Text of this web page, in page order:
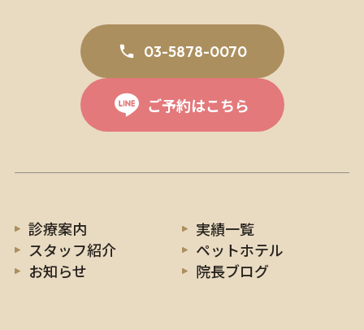
03-5878-0070
ご予約はこちら
診療案内
実績一覧
スタッフ紹介
ペットホテル
お知らせ
院長ブログ